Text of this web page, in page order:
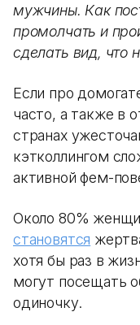
мужчины. Как
промолчать и
сделать вид, что
Если про
часто, а также в
странах
кэтколлингом
активной фем-
Около 80%
становятся
хотя бы раз в
могут посещать
одиночку.